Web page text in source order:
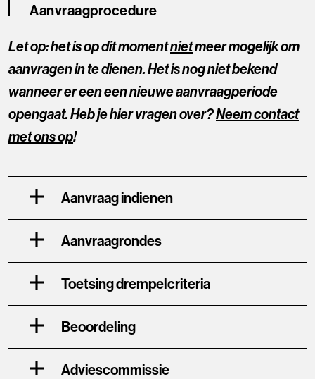
Aanvraagprocedure
Let op: het is op dit momentnietmeer mogelijk om
aanvragen in te dienen. Het is nog niet bekend
wanneer er een een nieuwe aanvraagperiode
opengaat. Heb je hier vragen over?Neem contact
met ons op!
Aanvraag indienen
Aanvraagrondes
Toetsing drempelcriteria
Beoordeling
Adviescommissie